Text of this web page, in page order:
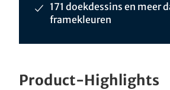
171 doekdessins en meer
framekleuren
Product-Highlights